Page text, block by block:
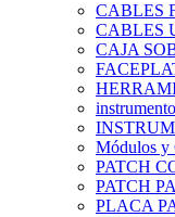
CABLES
CABLES
CAJA
Módulos y
PATCH
PATCH
PLACA